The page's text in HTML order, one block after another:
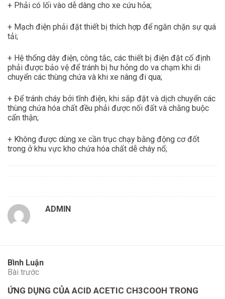
+ Phải có lối vào dễ dàng cho xe cứu hỏa;
+ Mạch điện phải đặt thiết bị thích hợp để ngăn chặn sự quá
tải;
+ Hệ thống dây điện, công tắc, các thiết bị điện đặt cố định
phải được bảo vệ để tránh bị hư hỏng do va chạm khi di
chuyển các thùng chứa và khi xe nâng đi qua;
+ Để tránh cháy bởi tĩnh điện, khi sắp đặt và dịch chuyển các
thùng chứa hóa chất đều phải được nối đất và chằng buộc
cẩn thận;
+ Không được dùng xe cần trục chạy bằng động cơ đốt
trong ở khu vực kho chứa hóa chất dễ cháy nổ;
ADMIN
Bình Luận
Bài trước
ỨNG DỤNG CỦA ACID ACETIC CH3COOH TRONG